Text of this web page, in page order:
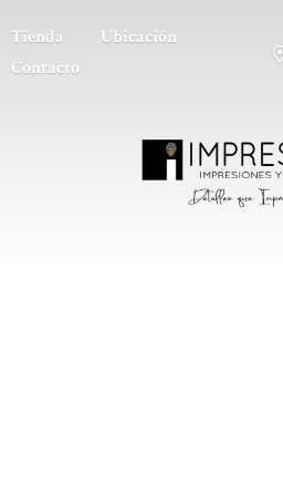
Tienda
Ubicación
Contacto